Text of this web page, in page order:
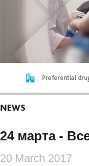
Preferential
NEWS
24 марта -
20 March 2017